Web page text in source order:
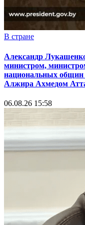
В стране
Александр
министром,
национальных общин
Алжира Ахмедом
06.08.26 15:58